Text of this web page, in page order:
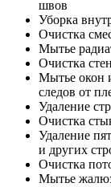
швов
Уборка
Очистка
Мытье
Очистка
Мытье окон
следов от
Удаление
Очистка
Удаление
и других
Очистка
Мытье